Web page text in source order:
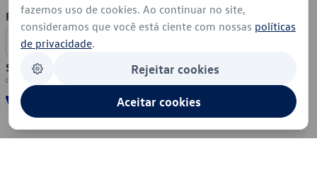
Formas de Pagamento
Segurança
fazemos uso de cookies. Ao continuar no site,
consideramos que você está ciente com nossas políticas
de privacidade.
Rejeitar cookies
Aceitar cookies